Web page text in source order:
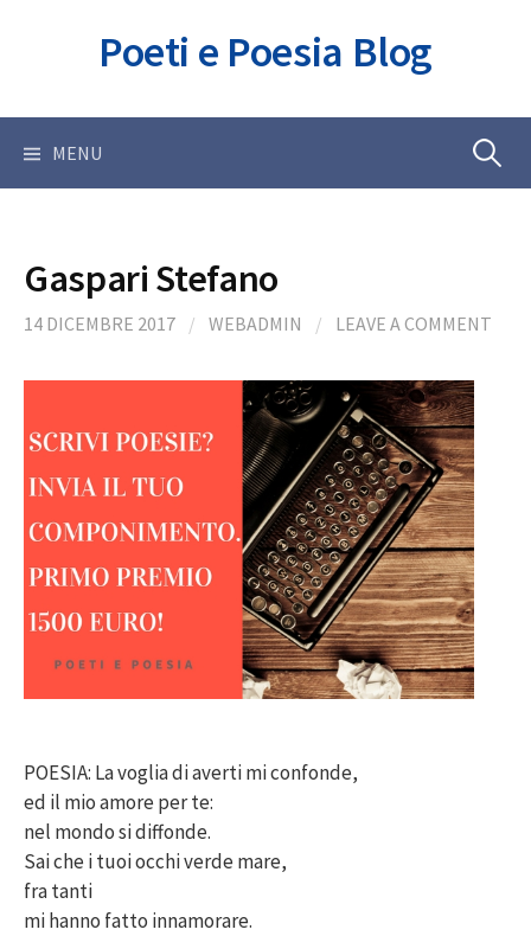
Poeti e Poesia Blog
MENU Ricerca
Gaspari Stefano
14 DICEMBRE 2017 / WEBADMIN / LEAVE A COMMENT
POESIA: La voglia di averti mi confonde,
ed il mio amore per te:
nel mondo si diffonde.
Sai che i tuoi occhi verde mare,
fra tanti
mi hanno fatto innamorare.